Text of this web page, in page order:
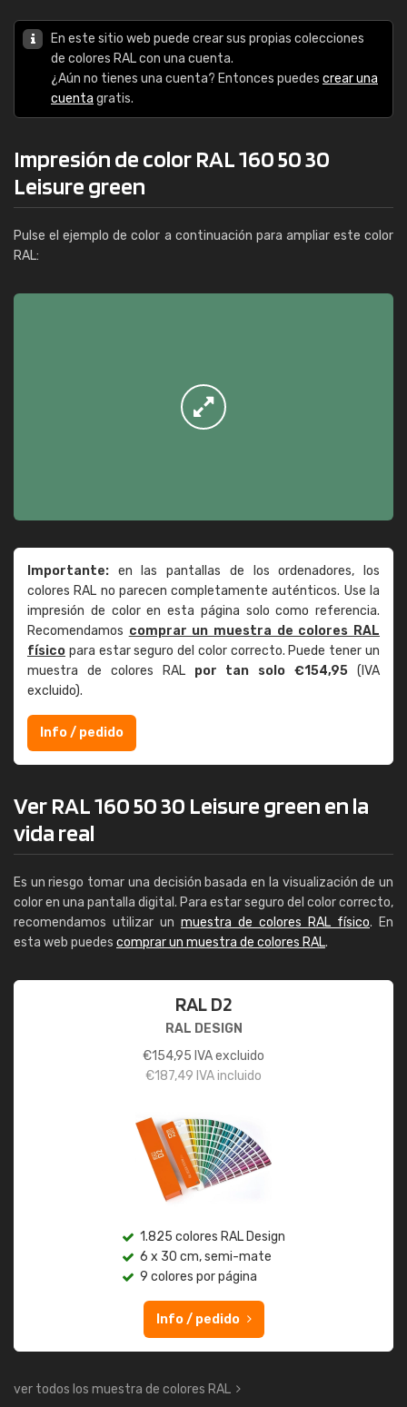
En este sitio web puede crear sus propias colecciones
de colores RAL con una cuenta.
¿Aún no tienes una cuenta? Entonces puedes crear una
cuenta gratis.
Impresión de color RAL 160 50 30
Leisure green
Pulse el ejemplo de color a continuación para ampliar este color
RAL:
Importante: en las pantallas de los ordenadores, los
colores RAL no parecen completamente auténticos. Use la
impresión de color en esta página solo como referencia.
Recomendamos comprar un muestra de colores RAL
físico para estar seguro del color correcto. Puede tener un
muestra de colores RAL por tan solo €154,95 (IVA
excluido).
Info / pedido
Ver RAL 160 50 30 Leisure green en la
vida real
Es un riesgo tomar una decisión basada en la visualización de un
color en una pantalla digital. Para estar seguro del color correcto,
recomendamos utilizar un muestra de colores RAL físico. En
esta web puedes comprar un muestra de colores RAL.
RAL D2
RAL DESIGN
€154,95 IVA excluido
€187,49 IVA incluido
1.825 colores RAL Design
6 x 30 cm, semi-mate
9 colores por página
Info / pedido
ver todos los muestra de colores RAL